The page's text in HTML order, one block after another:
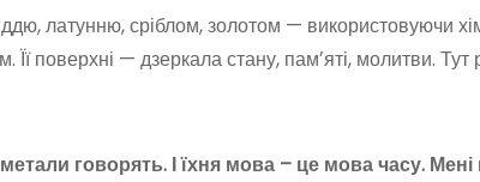
латунню, сріблом, золотом — використовуючи
Її поверхні — дзеркала стану, памʼяті, молитви. Тут
говорять. І їхня мова – це мова часу. Мені